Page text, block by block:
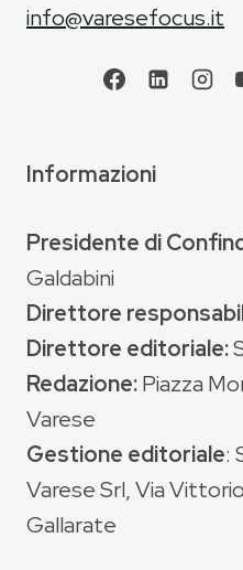
info@varesefocus.it
Informazioni
Presidente di
Galdabini
Direttore
Direttore editoriale:
Redazione:Piazza
Varese
Gestione editoriale:
Varese Srl, Via
Gallarate